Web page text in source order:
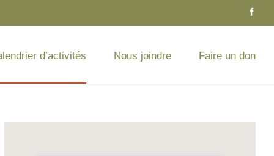
d’activités Nous joindre Faire un don